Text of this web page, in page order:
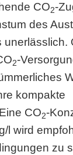
CO2-
des
unerlässlich.
2-
kompakte
CO2-
l wird
zu